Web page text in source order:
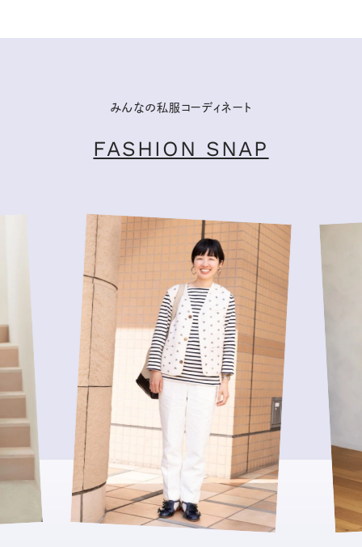
みんなの私服コーディネート
FASHION SNAP